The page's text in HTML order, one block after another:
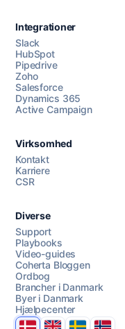
Chat med os
AI Campaign Assist
Integrationer
Slack
HubSpot
Pipedrive
Zoho
Salesforce
Dynamics 365
Active Campaign
Virksomhed
Kontakt
Karriere
CSR
Diverse
Support
Playbooks
Video-guides
Coherta Bloggen
Ordbog
Brancher i Danmark
Byer i Danmark
Hjælpecenter